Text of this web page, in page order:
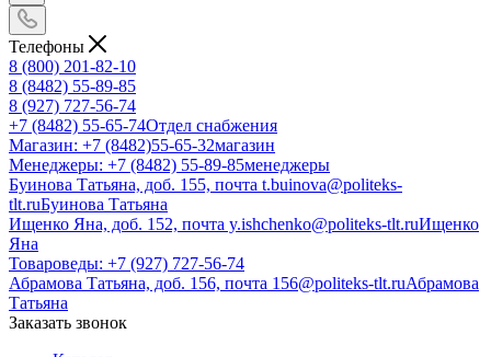
Телефоны
8 (800) 201-82-10
8 (8482) 55-89-85
8 (927) 727-56-74
+7 (8482) 55-65-74Отдел снабжения
Магазин: +7 (8482)55-65-32магазин
Менеджеры: +7 (8482) 55-89-85менеджеры
Буинова Татьяна, доб. 155, почта t.buinova@politeks-
tlt.ruБуинова Татьяна
Ищенко Яна, доб. 152, почта y.ishchenko@politeks-tlt.ruИщенко
Яна
Товароведы: +7 (927) 727-56-74
Абрамова Татьяна, доб. 156, почта 156@politeks-tlt.ruАбрамова
Татьяна
Заказать звонок